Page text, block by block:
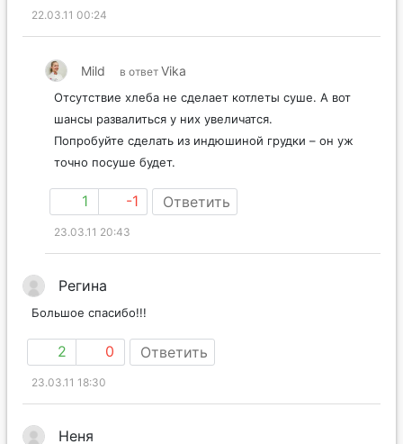
22.03.11 00:24
Mild в ответ Vika
Отсутствие хлеба не сделает котлеты суше. А вот
шансы развалиться у них увеличатся.
Попробуйте сделать из индюшиной грудки – он уж
точно посуше будет.
1 -1 Ответить
23.03.11 20:43
Регина
Большое спасибо!!!
2 0 Ответить
23.03.11 18:30
Неня